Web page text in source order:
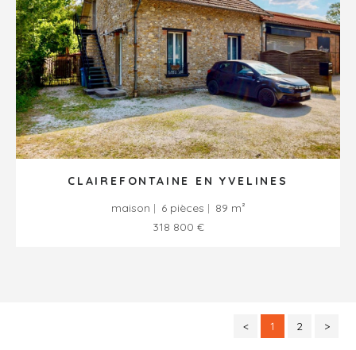
CLAIREFONTAINE EN YVELINES
maison
6 pièces
89 m²
318 800 €
< 1 2 >